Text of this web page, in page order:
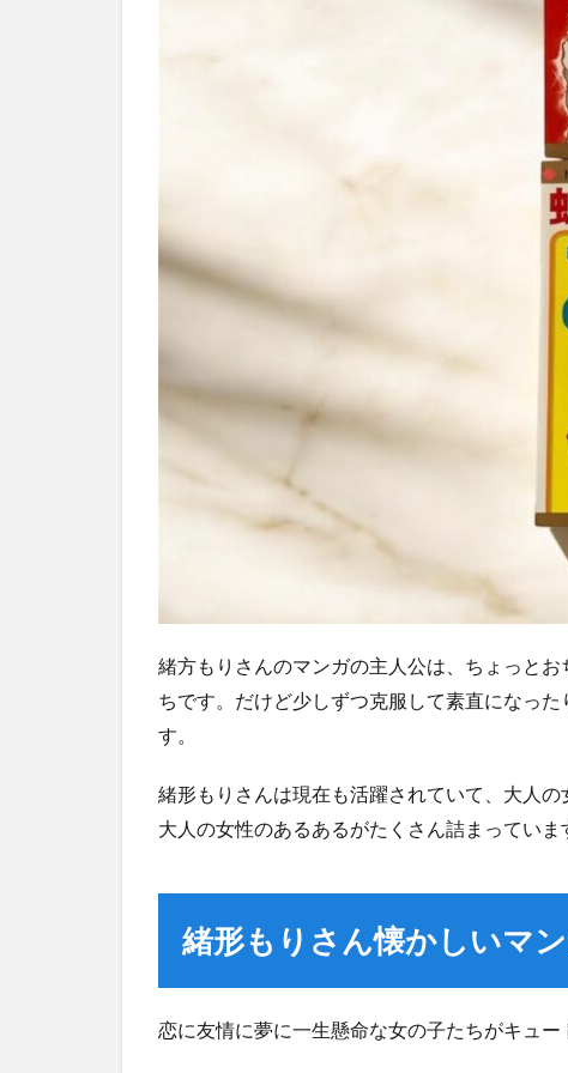
緒方もりさんのマンガの主人公は、ちょっと
ちです。だけど少しずつ克服して素直になっ
す。
緒形もりさんは現在も活躍されていて、大人
大人の女性のあるあるがたくさん詰まってい
緒形もりさん懐かしいマ
恋に友情に夢に一生懸命な女の子たちがキュ